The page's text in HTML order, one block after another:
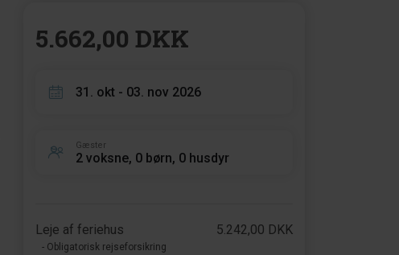
5.662,00 DKK
31. okt - 03. nov 2026
Gæster
2 voksne, 0 børn, 0 husdyr
Leje af feriehus
- Obligatorisk rejseforsikring
5.242,00 DKK